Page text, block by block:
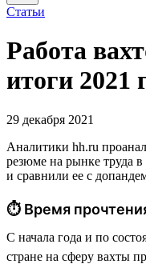
Статьи
Работа
итоги 2021
29 декабря 2021
Аналитики hh.ru
резюме на рынке труда
и сравнили ее с
⏱ Время
С начала года и по
стране на сферу вахты